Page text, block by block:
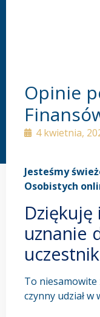
Opinie
4 kwietnia,
Jesteśmy
Osobistych
Dziękuję
uznanie
To niesamowite
czynny udział w